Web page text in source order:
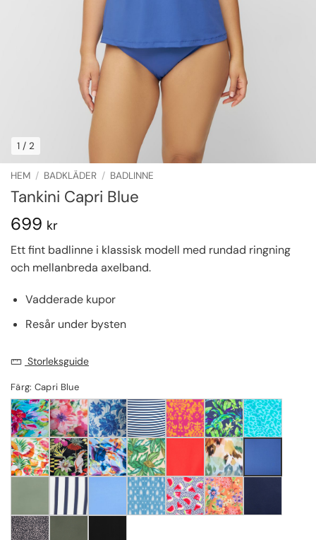
1 / 2
HEM / BADKLÄDER / BADLINNE
Tankini Capri Blue
699 kr
Ett fint badlinne i klassisk modell med rundad ringning
och mellanbreda axelband.
Vadderade kupor
Resår under bysten
Storleksguide
Färg: Capri Blue